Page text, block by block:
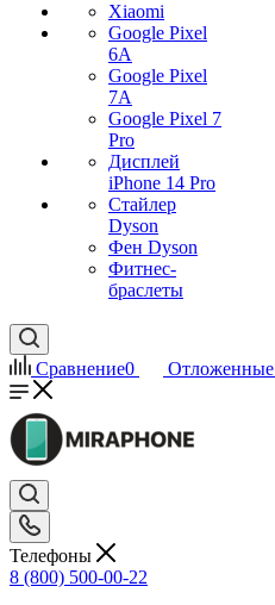
Xiaomi
Google Pixel
6A
Google Pixel
7А
Google Pixel 7
Pro
Дисплей
iPhone 14 Pro
Стайлер
Dyson
Фен Dyson
Фитнес-
браслеты
Сравнение0 Отложенные
Телефоны
8 (800) 500-00-22